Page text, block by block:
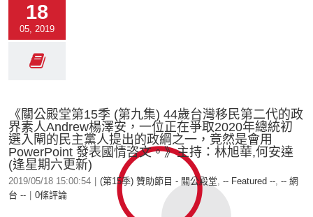
18
05, 2019
《關公殿堂第15季 (第九集) 44歲台灣移民第二代的政
界素人Andrew楊澤安，一位正在爭取2020年總統初
選入閘的民主黨人提出的政綱之一，竟然是會用
PowerPoint 發表國情咨文。》主持：林旭華,何安達
(逢星期六更新)
2019/05/18 15:00:54 (第15季) 贊助節目 - 關公殿堂, -- Featured --, -- 網
台 --
0條評論